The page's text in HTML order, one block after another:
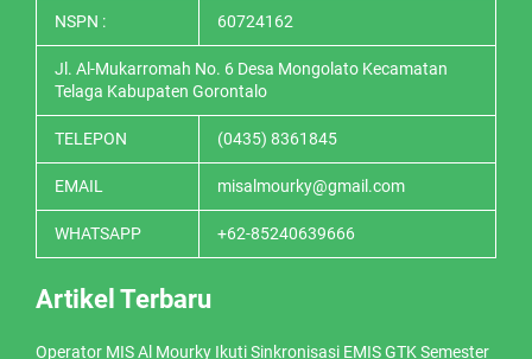
NSPN : 60724162
Jl. Al-Mukarromah No. 6 Desa Mongolato Kecamatan
Telaga Kabupaten Gorontalo
TELEPON (0435) 8361845
EMAIL misalmourky@gmail.com
WHATSAPP +62-85240639666
Artikel Terbaru
Operator MIS Al Mourky Ikuti Sinkronisasi EMIS GTK Semester